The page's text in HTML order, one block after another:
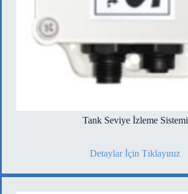
Tank Seviye İzleme Sistemi
Detaylar İçin Tıklayınız